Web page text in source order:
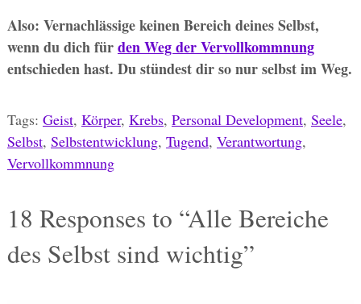
Also: Vernachlässige keinen Bereich deines Selbst,
wenn du dich fürden Weg der Vervollkommnung
entschieden hast. Du stündest dir so nur selbst im Weg.
Tags: Geist, Körper, Krebs, Personal Development, Seele,
Selbst, Selbstentwicklung, Tugend, Verantwortung,
Vervollkommnung
18 Responses to “Alle Bereiche
des Selbst sind wichtig”